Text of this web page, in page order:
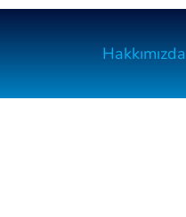
Hakkımızda